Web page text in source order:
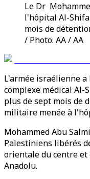
Le Dr
l'hôpital Al-
mois de
/ Photo: AA / AA
L'armée israélienne
complexe médical Al-
plus de sept mois de
militaire menée à
Mohammed Abu
Palestiniens libérés
orientale du centre et
Anadolu.